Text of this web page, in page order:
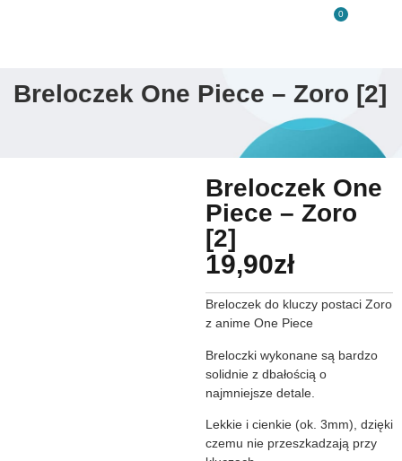
0
Breloczek One Piece – Zoro [2]
Breloczek One
Piece – Zoro
[2]
19,90zł
Breloczek do kluczy postaci Zoro
z anime One Piece
Breloczki wykonane są bardzo
solidnie z dbałością o
najmniejsze detale.
Lekkie i cienkie (ok. 3mm), dzięki
czemu nie przeszkadzają przy